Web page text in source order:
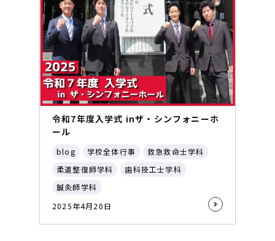
令和7年度入学式 inザ・シンフォニーホ
ール
blog 学校全体行事
救急救命士学科
柔道整復師学科
歯科技工士学科
鍼灸師学科
2025年4月20日